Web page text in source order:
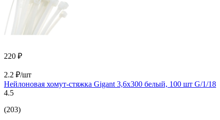
220 ₽
2.2 ₽/шт
Нейлоновая хомут-стяжка Gigant 3,6х300 белый, 100 шт G/1/18
4.5
(203)